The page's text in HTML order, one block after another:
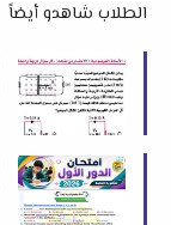
الطلاب شاهدو أيضاً